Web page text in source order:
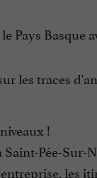
Pays Basque
les traces
!
Pée-
les